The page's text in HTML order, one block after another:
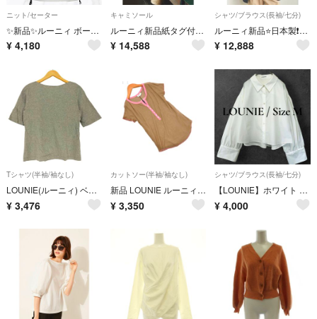
ニット/セーター
✨新品✨ルーニィ ボーダーニット サイドレースアップ 五分袖 (F) アクリル
¥ 4,180
キャミソール
ルーニィ新品紙タグ付き⭐️26年追加入荷完売❗️洗えるレーストリムサテンキャミソールLOUNIE
¥ 14,588
シャツ/ブラウス(長袖/七分)
ルーニィ新品⭐️日本製❗️洗える接触冷感⭐️lounieデニムライクシャンブレーシャツブラウス
¥ 12,888
Tシャツ(半袖/袖なし)
LOUNIE(ルーニィ) ベーシックTシャツ 半袖 Tシャツ レディース
¥ 3,476
カットソー(半袖/袖なし)
新品 LOUNIE ルーニィ カットソー size38/茶 ■◆ レディース
¥ 3,350
シャツ/ブラウス(長袖/七分)
【LOUNIE】ホワイト クロップド丈 長袖シャツ ボリューム袖 サイズM
¥ 4,000